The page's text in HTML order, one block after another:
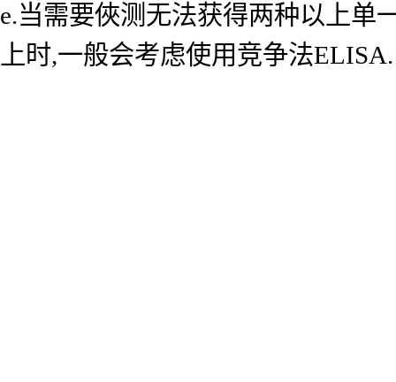
e.当需要俠测无法获得两种以上单
上时,一般会考虑使用竞争法ELISA.